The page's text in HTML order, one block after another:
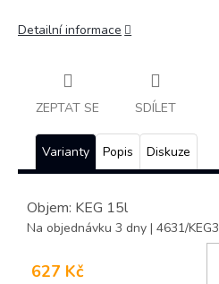
Detailní informace
ZEPTAT SE SDÍLET
Varianty Popis Diskuze
Objem: KEG 15l
Na objednávku 3 dny | 4631/KEG3
627 Kč